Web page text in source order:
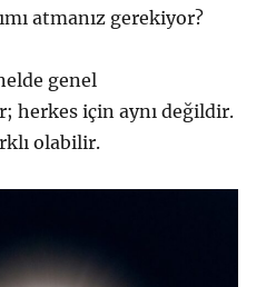
atmanız gerekiyor?
genel
herkes için aynı değildir.
olabilir.